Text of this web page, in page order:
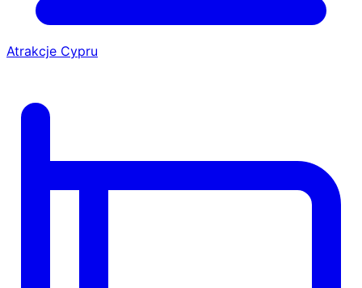
Atrakcje Cypru